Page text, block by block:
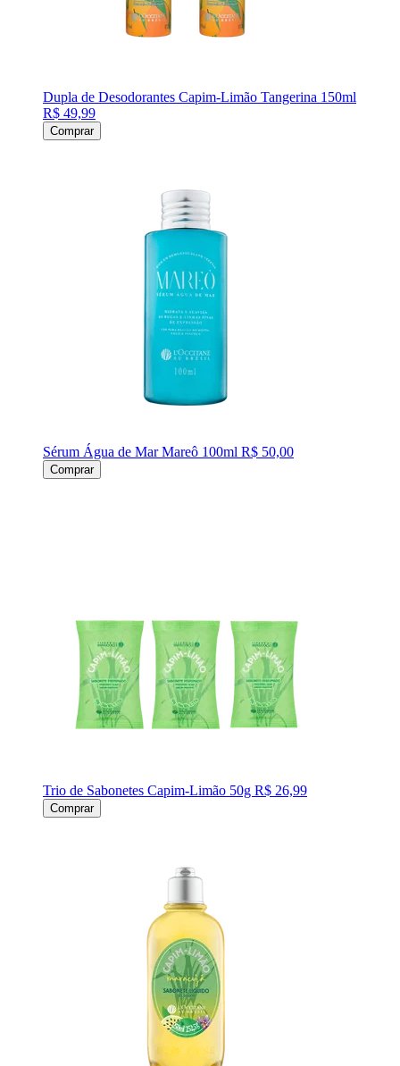
Dupla de Desodorantes Capim-Limão Tangerina 150ml
R$ 49,99
Comprar
Sérum Água de Mar Mareô 100ml R$ 50,00
Comprar
Trio de Sabonetes Capim-Limão 50g R$ 26,99
Comprar